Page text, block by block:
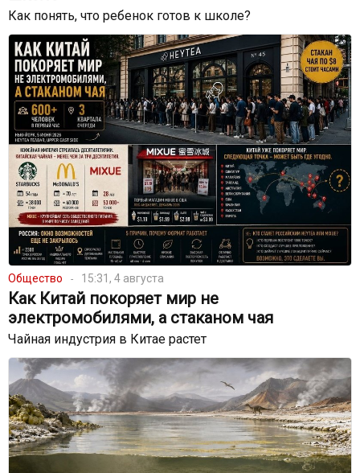
Как понять, что ребенок готов к школе?
Общество 15:31, 4 августа
Как Китай покоряет мир не
электромобилями, а стаканом чая
Чайная индустрия в Китае растет